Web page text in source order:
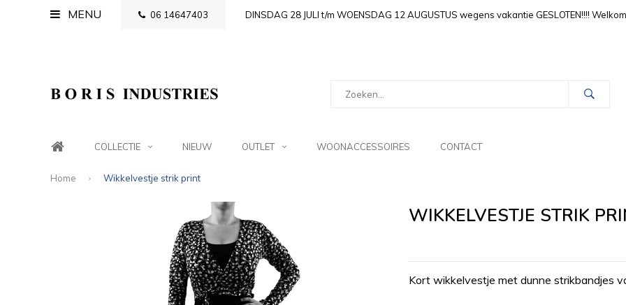
MENU 06 14647403 DINSDAG 28 JULI t/m WOENSDAG 12 AUGUSTUS wegens vakantie GESLOTEN!!!!
COLLECTIE NIEUW OUTLET WOONACCESSOIRES CONTACT
Home Wikkelvestje strik print
WIKKELVESTJE STRIK
Kort wikkelvestje met dunne strikbandjes